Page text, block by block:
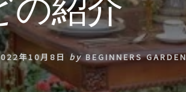
年10月8日 by BEGINNERS